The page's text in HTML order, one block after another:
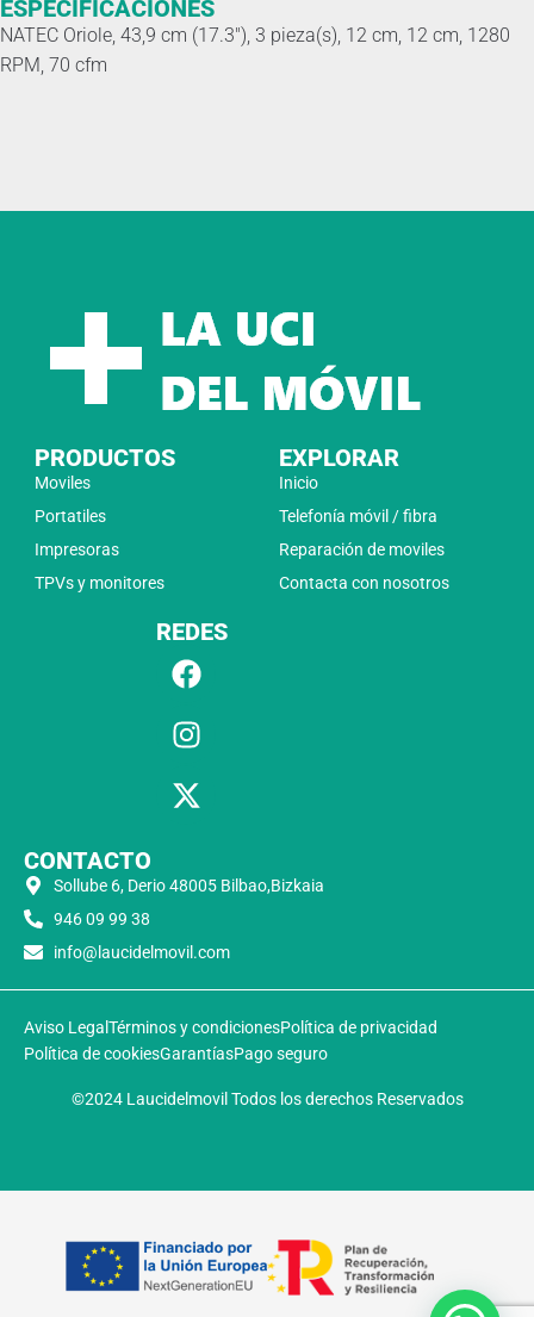
ESPECIFICACIONES
NATEC Oriole, 43,9 cm (17.3″), 3 pieza(s), 12 cm, 12 cm, 1280
RPM, 70 cfm
PRODUCTOS
Moviles
Portatiles
Impresoras
TPVs y monitores
EXPLORAR
Inicio
Telefonía móvil / fibra
Reparación de moviles
Contacta con nosotros
REDES
CONTACTO
Sollube 6, Derio 48005 Bilbao,Bizkaia
946 09 99 38
info@laucidelmovil.com
Aviso Legal Términos y condicionesPolítica de privacidad
Política de cookiesGarantíasPago seguro
©2024 Laucidelmovil Todos los derechos Reservados